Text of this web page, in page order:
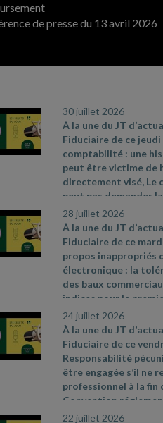
de presse du 13 avril 2026
30 juillet 2026
À la une du JT
Fiduciaire de ce
comptabilité : une
peut être victime de
directement visé, Le
peut pas demander
pour justes motifs. Sources et références par
ordre d’apparition à
24MA03292 du 28
2026, n° 24- 17481 D-
2026, n° 24- 19326
28 juillet 2026
À la une du JT
Fiduciaire de ce
propos inappropriés
électronique : la
des baux
indices pour le
publiés. Sources et références par ordre
d’apparition à l’écran
n° 24- 22696 D- Communiqué de presse du
ministère de l’Action
11 juillet 2026, n° 898
https://www.insee.fr/
https://
24 juillet 2026
À la une du JT
Fiduciaire de ce
Responsabilité
être engagée s’il ne
professionnel à la fin
Convention
préjudice démontré,
22 juillet 2026